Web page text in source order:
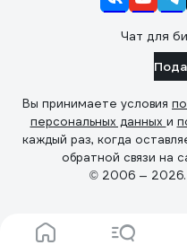
Чат для
Вы принимаете условия
персональных данных и
каждый раз, когда
обратной связи на
© 2006 — 2026.